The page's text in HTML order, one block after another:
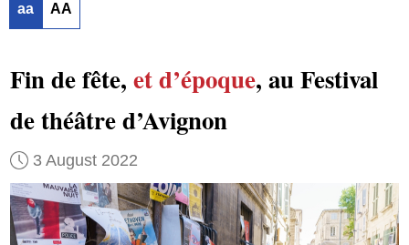
aa AA
Fin de fête, et d’époque, au Festival
de théâtre d’Avignon
3 August 2022